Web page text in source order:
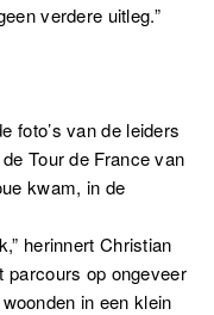
verdere uitleg.”
foto’s van de leiders
Tour de France van
kwam, in de
herinnert Christian
parcours op ongeveer
in een klein